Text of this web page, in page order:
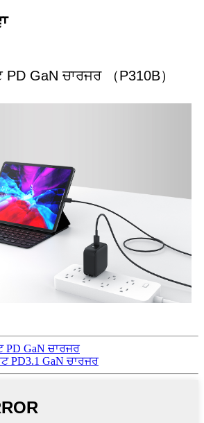
GaN ਚਾਰਜਰ （P310B）
PD GaN ਚਾਰਜਰ
PD3.1 GaN ਚਾਰਜਰ